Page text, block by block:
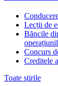
Lecții de
Băncile
Concurs
Creditele
Toate stirile